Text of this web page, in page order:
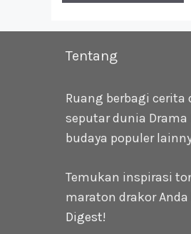
Tentang
Ruang berbagi
seputar dunia Drama
budaya populer
Temukan inspirasi
maraton drakor Anda
Digest!